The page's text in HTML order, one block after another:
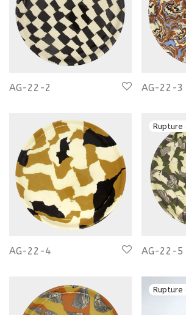
AG-22-2 AG-22-3
AG-22-4 AG-22-5